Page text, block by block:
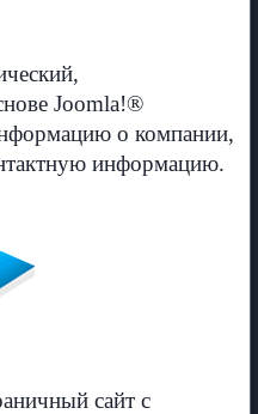
Joomla!®
о компании,
информацию.
сайт с